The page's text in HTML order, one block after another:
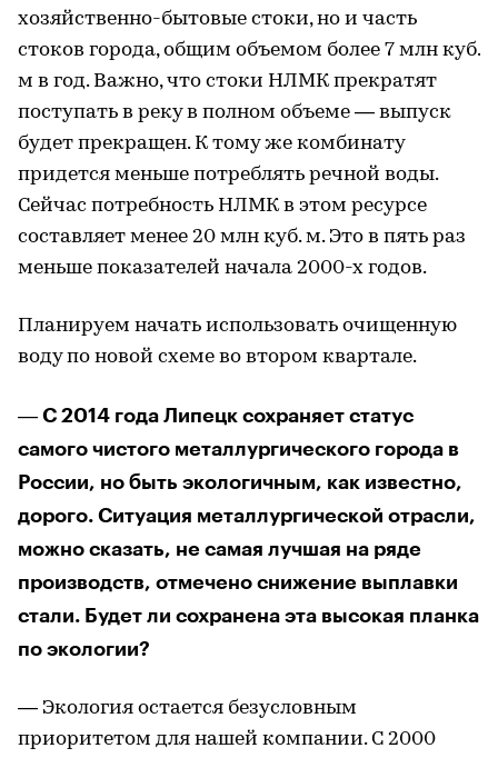
хозяйственно-бытовые стоки, но и часть
стоков города, общим объемом более 7 млн куб.
м в год. Важно, что стоки НЛМК прекратят
поступать в реку в полном объеме — выпуск
будет прекращен. К тому же комбинату
придется меньше потреблять речной воды.
Сейчас потребность НЛМК в этом ресурсе
составляет менее 20 млн куб. м. Это в пять раз
меньше показателей начала 2000-х годов.
Планируем начать использовать очищенную
воду по новой схеме во втором квартале.
― С 2014 года Липецк сохраняет статус
самого чистого металлургического города в
России, но быть экологичным, как известно,
дорого. Ситуация металлургической отрасли,
можно сказать, не самая лучшая на ряде
производств, отмечено снижение выплавки
стали. Будет ли сохранена эта высокая планка
по экологии?
— Экология остается безусловным
приоритетом для нашей компании. С 2000